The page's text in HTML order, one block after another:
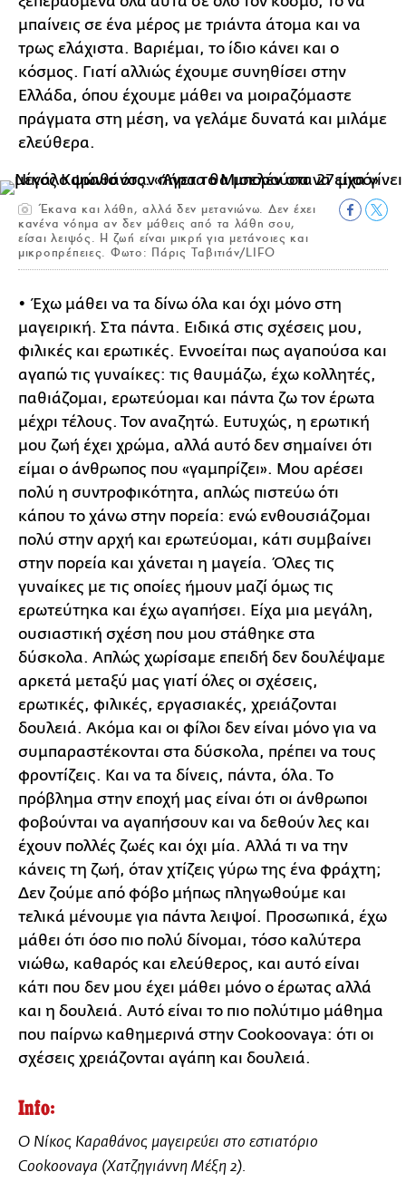
μπαίνεις σε ένα μέρος με τριάντα άτομα και να
τρως ελάχιστα. Βαριέμαι, το ίδιο κάνει και ο
κόσμος. Γιατί αλλιώς έχουμε συνηθίσει στην
Ελλάδα, όπου έχουμε μάθει να μοιραζόμαστε
πράγματα στη μέση, να γελάμε δυνατά και μιλάμε
ελεύθερα.
Έκανα και λάθη, αλλά δεν μετανιώνω. Δεν έχει
κανένα νόημα αν δεν μάθεις από τα λάθη σου,
είσαι λειψός. Η ζωή είναι μικρή για μετάνοιες και
μικροπρέπειες. Φωτο: Πάρις Ταβιτιάν/LIFO
• Έχω μάθει να τα δίνω όλα και όχι μόνο στη
μαγειρική. Στα πάντα. Ειδικά στις σχέσεις μου,
φιλικές και ερωτικές. Εννοείται πως αγαπούσα και
αγαπώ τις γυναίκες: τις θαυμάζω, έχω κολλητές,
παθιάζομαι, ερωτεύομαι και πάντα ζω τον έρωτα
μέχρι τέλους. Τον αναζητώ. Ευτυχώς, η ερωτική
μου ζωή έχει χρώμα, αλλά αυτό δεν σημαίνει ότι
είμαι ο άνθρωπος που «γαμπρίζει». Μου αρέσει
πολύ η συντροφικότητα, απλώς πιστεύω ότι
κάπου το χάνω στην πορεία: ενώ ενθουσιάζομαι
πολύ στην αρχή και ερωτεύομαι, κάτι συμβαίνει
στην πορεία και χάνεται η μαγεία. Όλες τις
γυναίκες με τις οποίες ήμουν μαζί όμως τις
ερωτεύτηκα και έχω αγαπήσει. Είχα μια μεγάλη,
ουσιαστική σχέση που μου στάθηκε στα
δύσκολα. Απλώς χωρίσαμε επειδή δεν δουλέψαμε
αρκετά μεταξύ μας γιατί όλες οι σχέσεις,
ερωτικές, φιλικές, εργασιακές, χρειάζονται
δουλειά. Ακόμα και οι φίλοι δεν είναι μόνο για να
συμπαραστέκονται στα δύσκολα, πρέπει να τους
φροντίζεις. Και να τα δίνεις, πάντα, όλα. Το
πρόβλημα στην εποχή μας είναι ότι οι άνθρωποι
φοβούνται να αγαπήσουν και να δεθούν λες και
έχουν πολλές ζωές και όχι μία. Αλλά τι να την
κάνεις τη ζωή, όταν χτίζεις γύρω της ένα φράχτη;
Δεν ζούμε από φόβο μήπως πληγωθούμε και
τελικά μένουμε για πάντα λειψοί. Προσωπικά, έχω
μάθει ότι όσο πιο πολύ δίνομαι, τόσο καλύτερα
νιώθω, καθαρός και ελεύθερος, και αυτό είναι
κάτι που δεν μου έχει μάθει μόνο ο έρωτας αλλά
και η δουλειά. Αυτό είναι το πιο πολύτιμο μάθημα
που παίρνω καθημερινά στην Cookoovaya: ότι οι
σχέσεις χρειάζονται αγάπη και δουλειά.
Info:
Ο Νίκος Καραθάνος μαγειρεύει στο εστιατόριο
Cookoovaya (Xατζηγιάννη Μέξη 2).